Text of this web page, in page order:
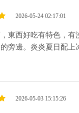
2026-05-24 02:17:01
東西好吃有特色，有
旁邊。炎炎夏日配上
2026-05-03 15:15:26